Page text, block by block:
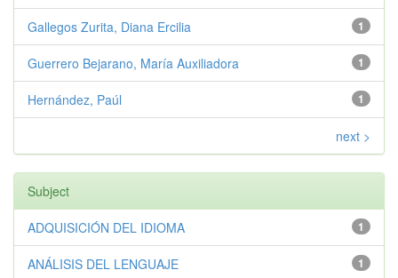
1
Gallegos Zurita, Diana Ercilia
1
Guerrero Bejarano, María Auxiliadora
1
Hernández, Paúl
next >
Subject
1
ADQUISICIÓN DEL IDIOMA
1
ANÁLISIS DEL LENGUAJE